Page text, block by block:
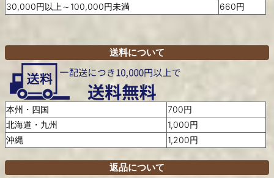
30,000円以上～100,000円未満
660円
送料について
本州・四国
700円
北海道・九州
1,000円
沖縄
1,200円
返品について